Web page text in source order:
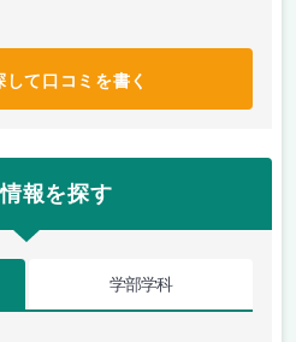
して口コミを書く
報を探す
学部学科